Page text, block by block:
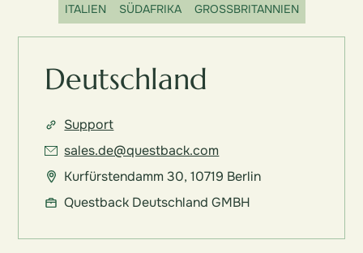
ITALIEN
SÜDAFRIKA GROSSBRITANNIEN
Deutschland
Support
sales.de@questback.com
Kurfürstendamm 30, 10719 Berlin
Questback Deutschland GMBH